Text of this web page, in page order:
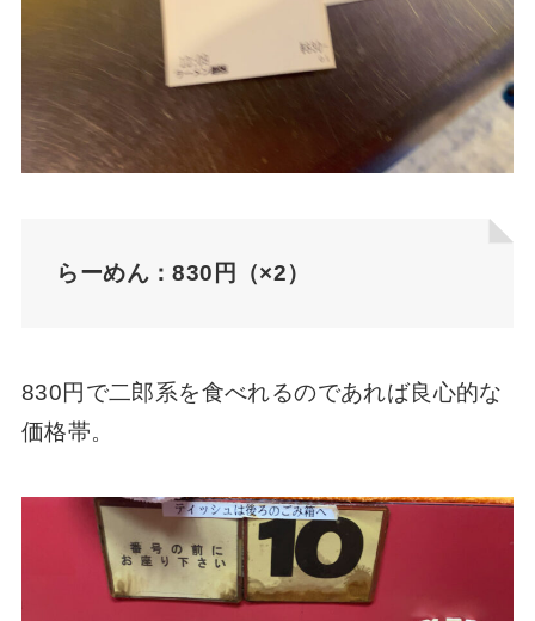
らーめん：830円（×2）
830円で二郎系を食べれるのであれば良心的な
価格帯。